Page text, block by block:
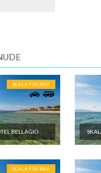
Fisrt
U
Cena
objektu
U
SKALA FOURKA
BELLAGIO
SKALA FOURKA